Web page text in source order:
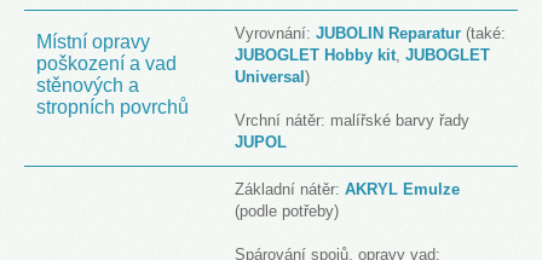
Místní opravy
poškození a vad
stěnových a
stropních povrchů
Vyrovnání: JUBOLIN Reparatur (také:
JUBOGLET Hobby kit JUBOGLET
Universal)
Vrchní nátěr: malířské barvy řady
JUPOL
Základní nátěr: AKRYL Emulze
(podle potřeby)
Spárování spojů, opravy vad: